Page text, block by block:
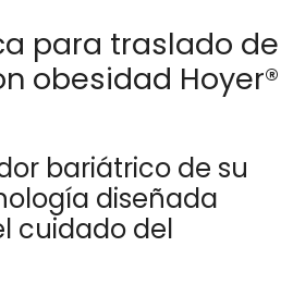
para traslado de
obesidad Hoyer®
bariátrico de su
diseñada
cuidado del